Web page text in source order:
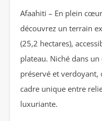
Afaahiti – En plein
découvrez un terrain
(25,2 hectares),
plateau. Niché dans
préservé et
cadre unique entre
luxuriante.